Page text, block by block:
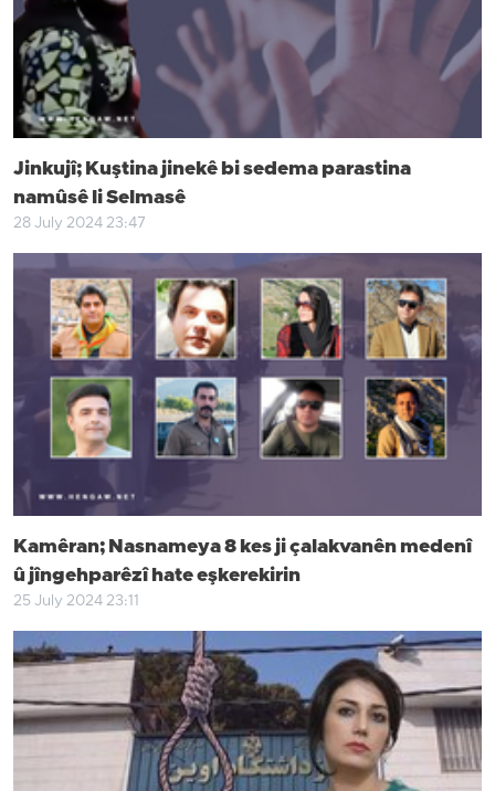
Jinkujî; Kuştina jinekê bi sedema parastina
namûsê li Selmasê
28 July 2024 23:47
Kamêran; Nasnameya 8 kes ji çalakvanên medenî
û jîngehparêzî hate eşkerekirin
25 July 2024 23:11